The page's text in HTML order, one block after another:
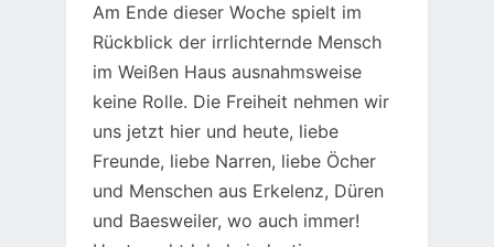
Am Ende dieser Woche spielt im
Rückblick der irrlichternde Mensch
im Weißen Haus ausnahmsweise
keine Rolle. Die Freiheit nehmen wir
uns jetzt hier und heute, liebe
Freunde, liebe Narren, liebe Öcher
und Menschen aus Erkelenz, Düren
und Baesweiler, wo auch immer!